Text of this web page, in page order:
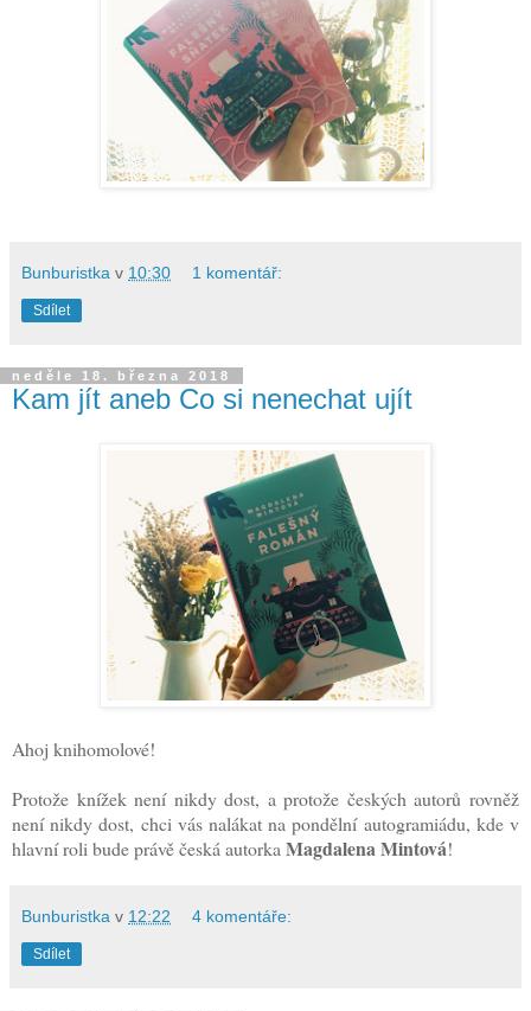
Bunburistka v 10:30 1 komentář:
Sdílet
neděle 18. března 2018
Kam jít aneb Co si nenechat ujít
Ahoj knihomolové!
Protože knížek není nikdy dost, a protože českých autorů rovněž
není nikdy dost, chci vás nalákat na pondělní autogramiádu, kde v
hlavní roli bude právě česká autorkaMagdalena Mintová!
Bunburistka v 12:22 4 komentáře:
Sdílet